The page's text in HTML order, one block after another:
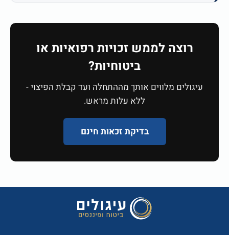
רוצה לממש זכויות רפואיות או
ביטוחיות?
עיגולים מלווים אותך מההתחלה ועד קבלת הפיצוי -
ללא עלות מראש.
בדיקת זכאות חינם